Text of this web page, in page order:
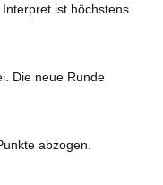
ist höchstens
Die neue Runde
abzogen.